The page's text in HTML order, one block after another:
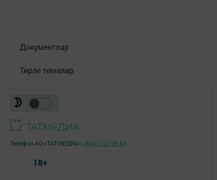
Документлар
Төрле темалар
Телефон АО «ТАТМЕДИА»: (843) 222 09 84
18+